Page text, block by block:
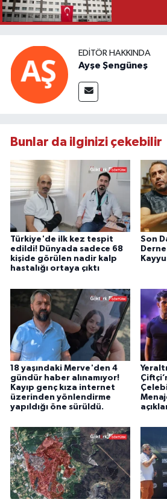
EDITÖR HAKKINDA
Ayşe Şengüneş
Bunlar da ilginizi çekebilir
Türkiye'de ilk kez tespit
edildi! Dünyada sadece 68
kişide görülen nadir kalp
hastalığı ortaya çıktı
Son
18 yaşındaki Merve'den 4
gündür haber alınamıyor!
Kayıp genç kıza internet
üzerinden yönlendirme
yapıldığı öne sürüldü.